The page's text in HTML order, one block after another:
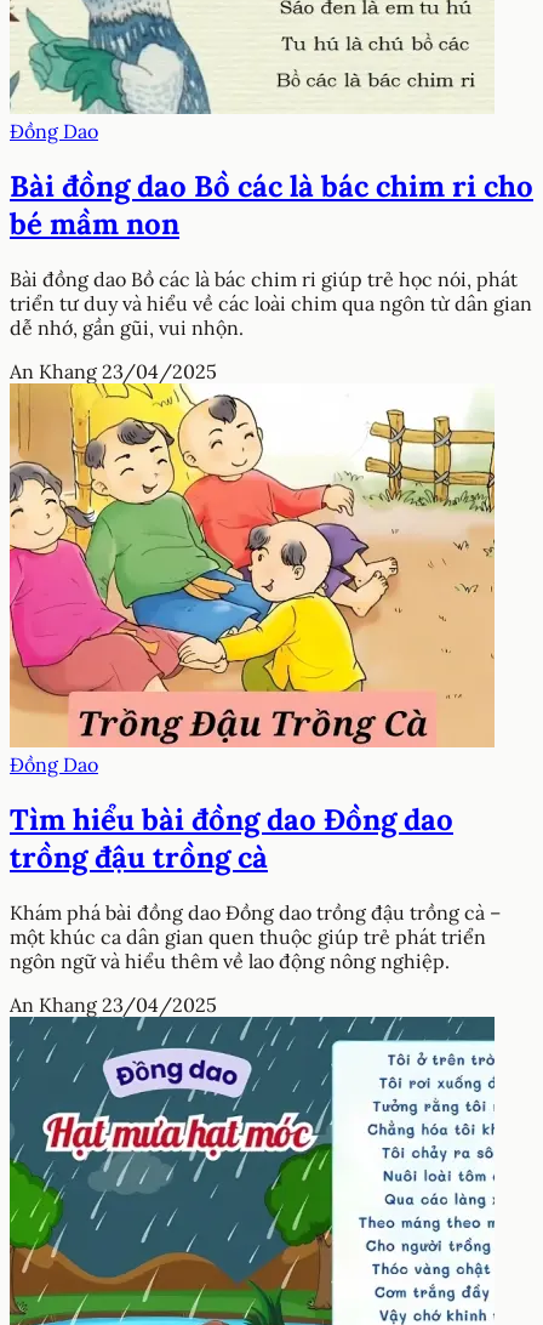
Đồng Dao
Bài đồng dao Bồ các là bác chim ri cho
bé mầm non
Bài đồng dao Bồ các là bác chim ri giúp trẻ học nói, phát
triển tư duy và hiểu về các loài chim qua ngôn từ dân gian
dễ nhớ, gần gũi, vui nhộn.
An Khang 23/04/2025
Đồng Dao
Tìm hiểu bài đồng dao Đồng dao
trồng đậu trồng cà
Khám phá bài đồng dao Đồng dao trồng đậu trồng cà –
một khúc ca dân gian quen thuộc giúp trẻ phát triển
ngôn ngữ và hiểu thêm về lao động nông nghiệp.
An Khang 23/04/2025